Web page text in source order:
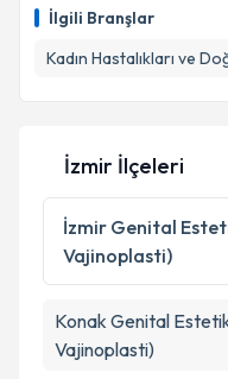
İlgili Branşlar
Kadın Hastalıkları ve
İzmir İlçeleri
İzmir Genital
Vajinoplasti)
Konak Genital
Vajinoplasti)